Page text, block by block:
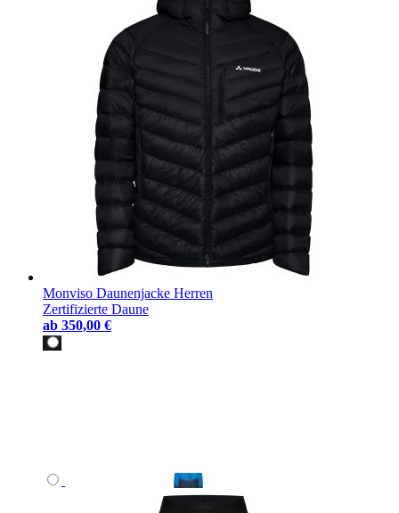
Monviso Daunenjacke Herren
Zertifizierte Daune
ab 350,00 €